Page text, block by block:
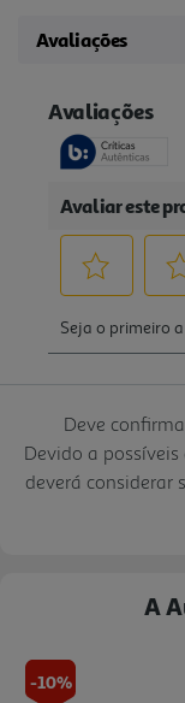
Avaliações
Deve
Devido a
deverá considerar
A
-10%